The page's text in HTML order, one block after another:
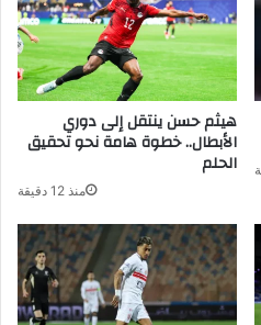
هيثم حسن ينتقل إلى دوري
الأبطال.. خطوة هامة نحو تحقيق
الحلم
منذ 12 دقيقة